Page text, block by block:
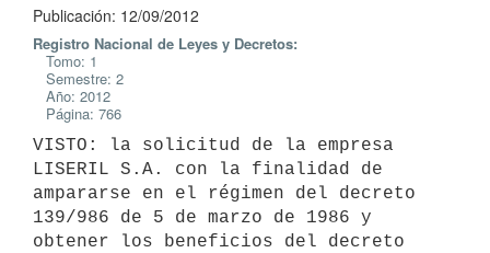
Publicación: 12/09/2012
Registro Nacional de Leyes y Decretos:
Tomo: 1
Semestre: 2
Año: 2012
Página: 766
VISTO: la solicitud de la empresa
LISERIL S.A. con la finalidad de
ampararse en el régimen del decreto
139/986 de 5 de marzo de 1986 y
obtener los beneficios del decreto